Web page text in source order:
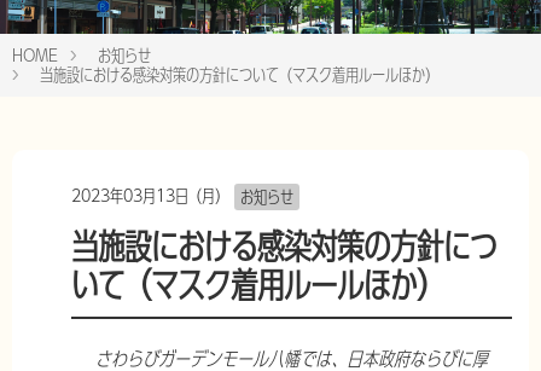
HOME
お知らせ
当施設における感染対策の方針について（マスク着用ルールほか）
2023年03月13日（月） お知らせ
当施設における感染対策の方針につ
いて（マスク着用ルールほか）
さわらびガーデンモール八幡では、日本政府ならびに厚